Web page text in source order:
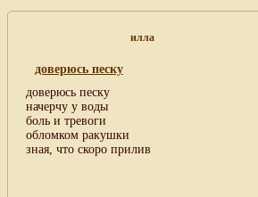
илла
доверюсь песку
доверюсь песку
начерчу у воды
боль и тревоги
обломком ракушки
зная, что скоро прилив